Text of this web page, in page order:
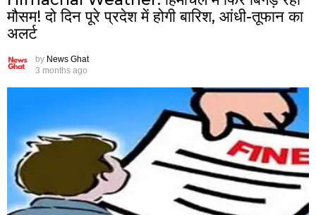
मौसम! दो दिन पूरे प्रदेश में होगी बारिश, आंधी-तूफान का
अलर्ट
by News Ghat
3 months ago